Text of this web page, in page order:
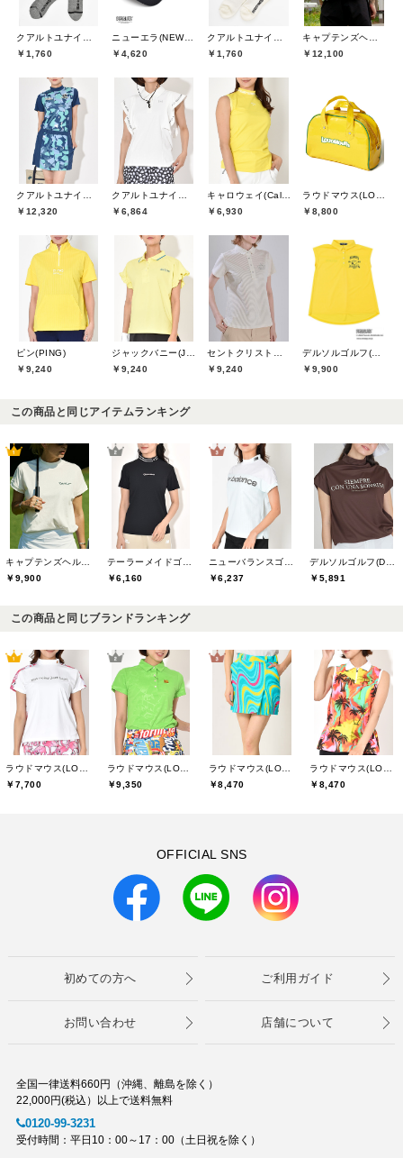
￥1,760
ニューエラ(NEW ERA)
￥4,620
￥1,760
￥12,100
￥12,320
￥6,864
￥6,930
￥8,800
ピン(PING)
￥9,240
￥9,240
￥9,240
￥9,900
この商品と同じアイテムランキング
￥9,900
￥6,160
￥6,237
￥5,891
この商品と同じブランドランキング
￥7,700
￥9,350
￥8,470
￥8,470
OFFICIAL SNS
初めての方へ ご利用ガイド
お問い合わせ 店舗について
全国一律送料660円（沖縄、離島を除く）
22,000円(税込）以上で送料無料
0120-99-3231
受付時間：平日10：00～17：00（土日祝を除く）